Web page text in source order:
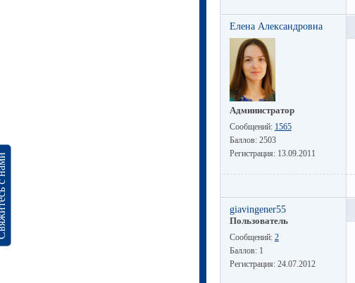
нами
Елена Александровна
Администратор
Сообщений: 1565
Баллов: 2503
Регистрация: 13.09.2011
giavingener55
Пользователь
Сообщений: 2
Баллов: 1
Регистрация: 24.07.2012